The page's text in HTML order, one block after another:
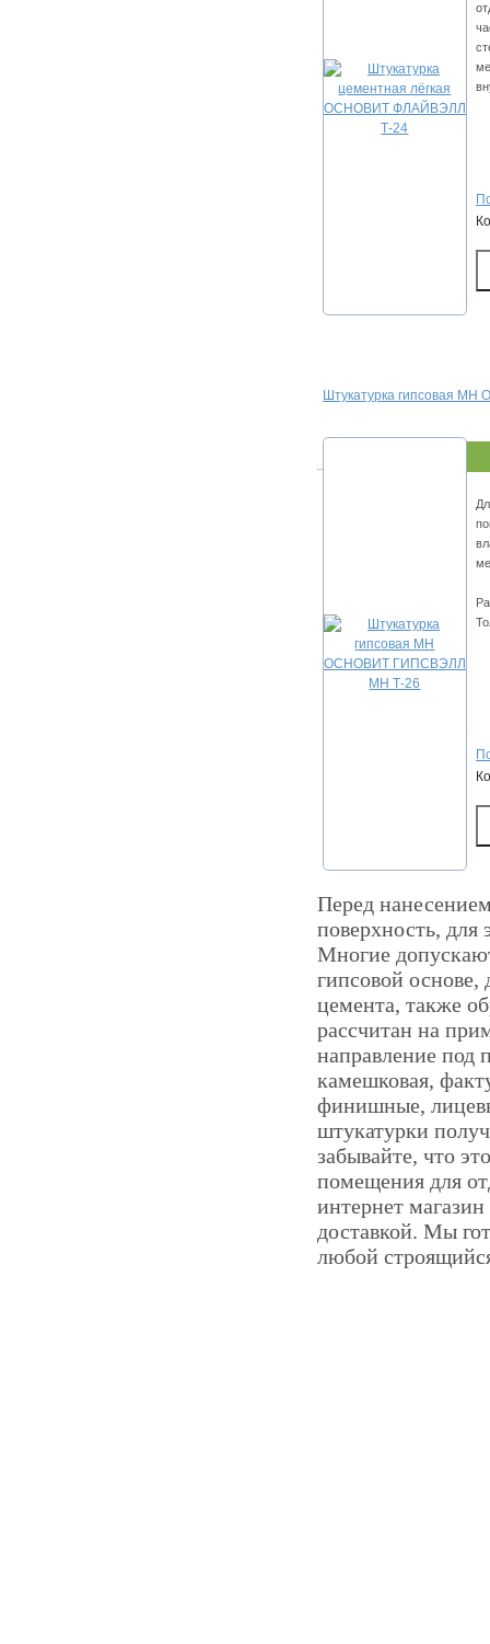
Штукатурка гипсовая
Перед
поверхность,
Многие
гипсовой
цемента, также
рассчитан на
направление под
камешковая,
финишные,
штукатурки
забывайте, что
помещения для
интернет
доставкой. Мы
любой